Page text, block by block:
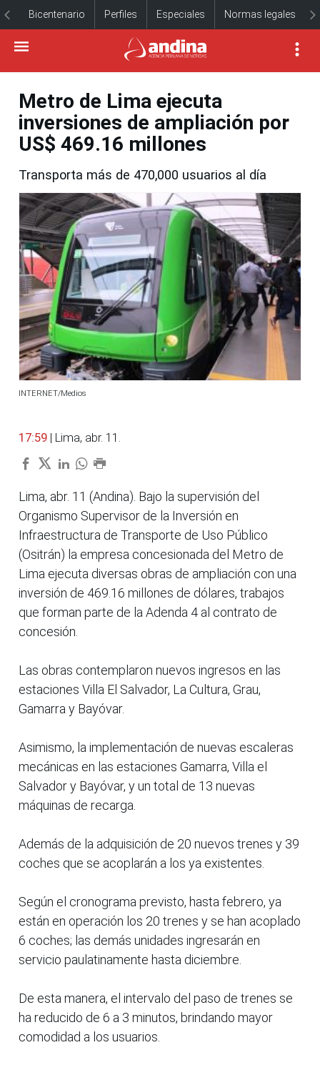
Bicentenario Perfiles Especiales Normas legales
Metro de Lima ejecuta
inversiones de ampliación por
US$ 469.16 millones
Transporta más de 470,000 usuarios al día
INTERNET/Medios
17:59 | Lima, abr. 11.
Lima, abr. 11 (Andina). Bajo la supervisión del
Organismo Supervisor de la Inversión en
Infraestructura de Transporte de Uso Público
(Ositrán) la empresa concesionada del Metro de
Lima ejecuta diversas obras de ampliación con una
inversión de 469.16 millones de dólares, trabajos
que forman parte de la Adenda 4 al contrato de
concesión.
Las obras contemplaron nuevos ingresos en las
estaciones Villa El Salvador, La Cultura, Grau,
Gamarra y Bayóvar.
Asimismo, la implementación de nuevas escaleras
mecánicas en las estaciones Gamarra, Villa el
Salvador y Bayóvar, y un total de 13 nuevas
máquinas de recarga.
Además de la adquisición de 20 nuevos trenes y 39
coches que se acoplarán a los ya existentes.
Según el cronograma previsto, hasta febrero, ya
están en operación los 20 trenes y se han acoplado
6 coches; las demás unidades ingresarán en
servicio paulatinamente hasta diciembre.
De esta manera, el intervalo del paso de trenes se
ha reducido de 6 a 3 minutos, brindando mayor
comodidad a los usuarios.